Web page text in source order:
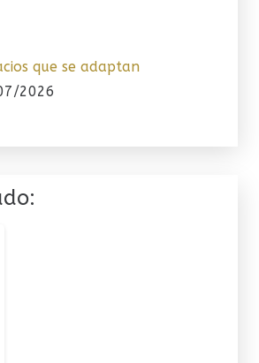
que se adaptan
2026